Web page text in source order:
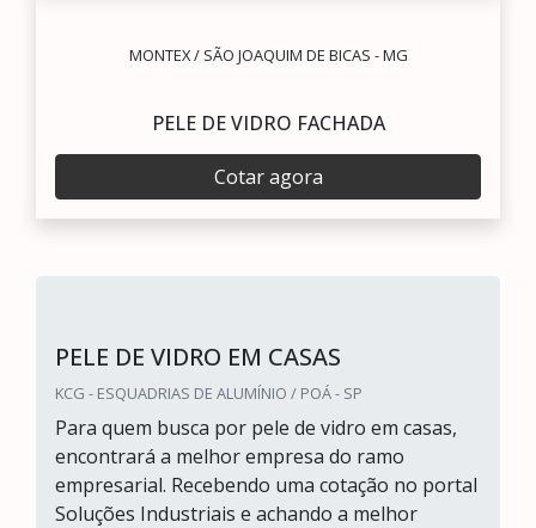
MONTEX / SÃO JOAQUIM DE BICAS - MG
PELE DE VIDRO FACHADA
Cotar agora
PELE DE VIDRO EM CASAS
KCG - ESQUADRIAS DE ALUMÍNIO / POÁ - SP
Para quem busca por pele de vidro em casas,
encontrará a melhor empresa do ramo
empresarial. Recebendo uma cotação no portal
Soluções Industriais e achando a melhor